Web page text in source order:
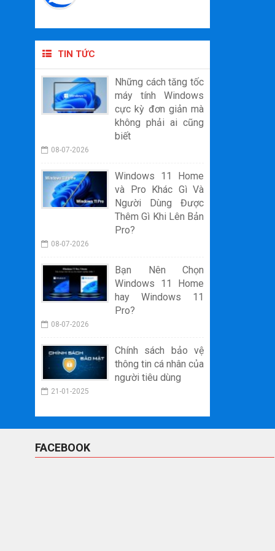
TIN TỨC
Những cách tăng tốc
máy tính Windows
cực kỳ đơn giản mà
không phải ai cũng
biết
08-07-2026
Windows 11 Home
và Pro Khác Gì Và
Người Dùng Được
Thêm Gì Khi Lên Bản
Pro?
08-07-2026
Bạn Nên Chọn
Windows 11 Home
hay Windows 11
Pro?
08-07-2026
Chính sách bảo vệ
thông tin cá nhân của
người tiêu dùng
21-01-2025
FACEBOOK